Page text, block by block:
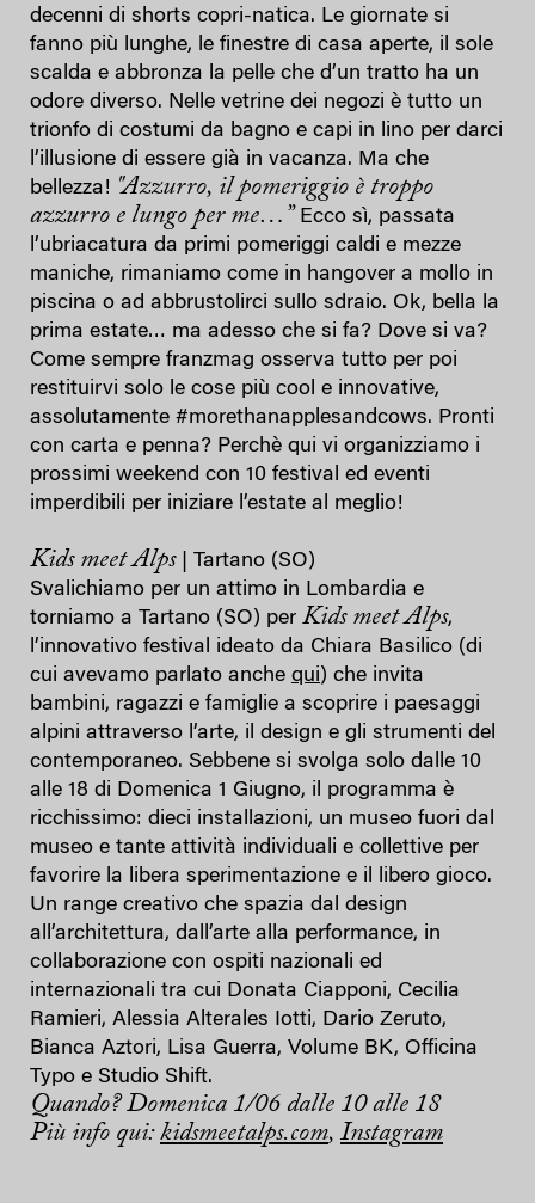
decenni di shorts copri-natica. Le giornate si
fanno più lunghe, le finestre di casa aperte, il sole
scalda e abbronza la pelle che d’un tratto ha un
odore diverso. Nelle vetrine dei negozi è tutto un
trionfo di costumi da bagno e capi in lino per darci
l’illusione di essere già in vacanza. Ma che
bellezza! "Azzurro, il pomeriggio è troppo
azzurro e lungo per me…” Ecco sì, passata
l’ubriacatura da primi pomeriggi caldi e mezze
maniche, rimaniamo come in hangover a mollo in
piscina o ad abbrustolirci sullo sdraio. Ok, bella la
prima estate… ma adesso che si fa? Dove si va?
Come sempre franzmag osserva tutto per poi
restituirvi solo le cose più cool e innovative,
assolutamente #morethanapplesandcows. Pronti
con carta e penna? Perchè qui vi organizziamo i
prossimi weekend con 10 festival ed eventi
imperdibili per iniziare l’estate al meglio!
Kids meet Alps| Tartano (SO)
Svalichiamo per un attimo in Lombardia e
torniamo a Tartano (SO) per Kids meet Alps,
l’innovativo festival ideato da Chiara Basilico (di
cui avevamo parlato anche qui) che invita
bambini, ragazzi e famiglie a scoprire i paesaggi
alpini attraverso l’arte, il design e gli strumenti del
contemporaneo. Sebbene si svolga solo dalle 10
alle 18 di Domenica 1 Giugno, il programma è
ricchissimo: dieci installazioni, un museo fuori dal
museo e tante attività individuali e collettive per
favorire la libera sperimentazione e il libero gioco.
Un range creativo che spazia dal design
all’architettura, dall’arte alla performance, in
collaborazione con ospiti nazionali ed
internazionali tra cui Donata Ciapponi, Cecilia
Ramieri, Alessia Alterales Iotti, Dario Zeruto,
Bianca Aztori, Lisa Guerra, Volume BK, Officina
Typo e Studio Shift.
Quando? Domenica 1/06 dalle 10 alle 18
Più info qui:kidsmeetalps.com, Instagram